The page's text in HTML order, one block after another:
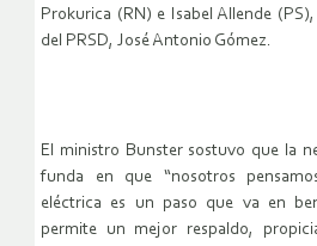
Prokurica (RN) e Isabel Allende
del PRSD, José Antonio Gómez.
El ministro Bunster sostuvo que la
funda en que “nosotros
eléctrica es un paso que va en
permite un mejor respaldo,